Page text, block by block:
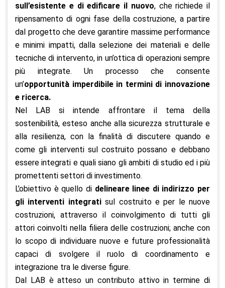
sull’esistente e di edificare il nuovo, che richiede il
ripensamento di ogni fase della costruzione, a partire
dal progetto che deve garantire massime performance
e minimi impatti, dalla selezione dei materiali e delle
tecniche di intervento, in un’ottica di operazioni sempre
più integrate. Un processo che consente
un’opportunità imperdibile in termini di innovazione
e ricerca.
Nel LAB si intende affrontare il tema della
sostenibilità, esteso anche alla sicurezza strutturale e
alla resilienza, con la finalità di discutere quando e
come gli interventi sul costruito possano e debbano
essere integrati e quali siano gli ambiti di studio ed i più
promettenti settori di investimento.
L’obiettivo è quello di delineare linee di indirizzo per
gli interventi integratisul costruito e per le nuove
costruzioni, attraverso il coinvolgimento di tutti gli
attori coinvolti nella filiera delle costruzioni; anche con
lo scopo di individuare nuove e future professionalità
capaci di svolgere il ruolo di coordinamento e
integrazione tra le diverse figure.
Dal LAB è atteso un contributo attivo in termine di